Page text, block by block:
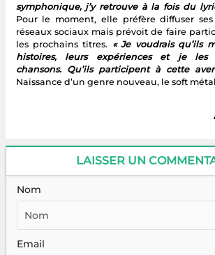
symphonique, j’y retrouve à la fois du
Pour le moment, elle préfère diffuser
réseaux sociaux mais prévoit de faire
les prochains titres. « Je voudrais qu’ils
histoires, leurs expériences et je les
chansons. Qu’ils participent à cette
Naissance d’un genre nouveau, le soft
LAISSER UN
Nom
Email